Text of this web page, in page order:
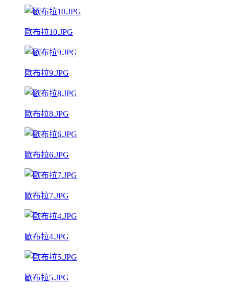
歐布拉10.JPG
歐布拉9.JPG
歐布拉8.JPG
歐布拉6.JPG
歐布拉7.JPG
歐布拉4.JPG
歐布拉5.JPG